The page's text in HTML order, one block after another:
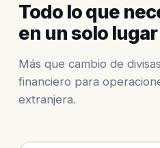
Todo lo que
en un solo lugar
Más que cambio de
financiero para
extranjera.